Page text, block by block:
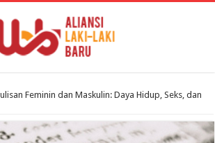
Feminin dan Maskulin: Daya Hidup, Seks, dan